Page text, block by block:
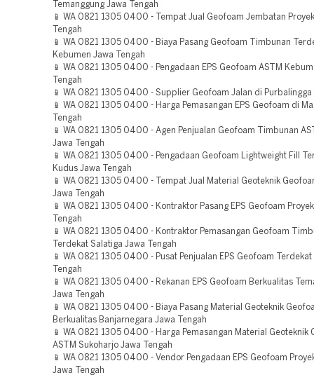
Temanggung Jawa Tengah
📱 WA 0821 1305 0400 - Tempat Jual Geofoam Jembatan
Tengah
📱 WA 0821 1305 0400 - Biaya Pasang Geofoam Timbunan
Kebumen Jawa Tengah
📱 WA 0821 1305 0400 - Pengadaan EPS Geofoam ASTM
Tengah
📱 WA 0821 1305 0400 - Supplier Geofoam Jalan di Purbalingga
📱 WA 0821 1305 0400 - Harga Pemasangan EPS Geofoam di
Tengah
📱 WA 0821 1305 0400 - Agen Penjualan Geofoam Timbunan
Jawa Tengah
📱 WA 0821 1305 0400 - Pengadaan Geofoam Lightweight Fill
Kudus Jawa Tengah
📱 WA 0821 1305 0400 - Tempat Jual Material Geoteknik
Jawa Tengah
📱 WA 0821 1305 0400 - Kontraktor Pasang EPS Geofoam
Tengah
📱 WA 0821 1305 0400 - Kontraktor Pemasangan Geofoam
Terdekat Salatiga Jawa Tengah
📱 WA 0821 1305 0400 - Pusat Penjualan EPS Geofoam Terdekat
Tengah
📱 WA 0821 1305 0400 - Rekanan EPS Geofoam Berkualitas
Jawa Tengah
📱 WA 0821 1305 0400 - Biaya Pasang Material Geoteknik
Berkualitas Banjarnegara Jawa Tengah
📱 WA 0821 1305 0400 - Harga Pemasangan Material Geoteknik
ASTM Sukoharjo Jawa Tengah
📱 WA 0821 1305 0400 - Vendor Pengadaan EPS Geofoam
Jawa Tengah